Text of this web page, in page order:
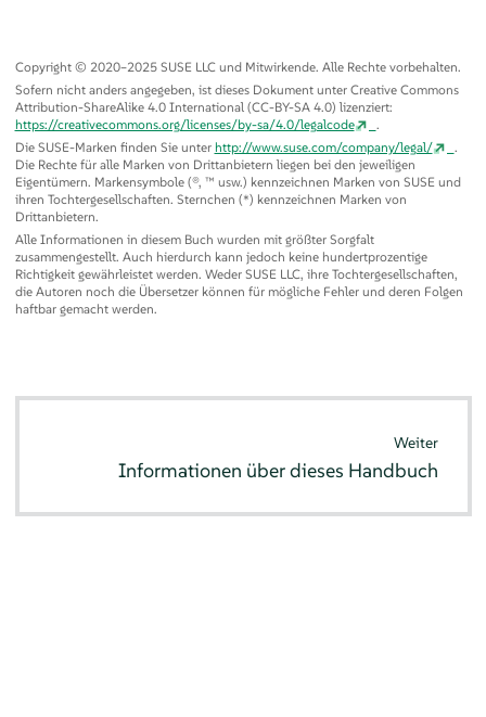
Copyright © 2020–2025 SUSE LLC und Mitwirkende. Alle Rechte vorbehalten.
Sofern nicht anders angegeben, ist dieses Dokument unter Creative Commons
Attribution-ShareAlike 4.0 International (CC-BY-SA 4.0) lizenziert:
https://creativecommons.org/licenses/by-sa/4.0/legalcode
.
Die SUSE-Marken finden Sie unter http://www.suse.com/company/legal/
.
Die Rechte für alle Marken von Drittanbietern liegen bei den jeweiligen
Eigentümern. Markensymbole (®, ™ usw.) kennzeichnen Marken von SUSE und
ihren Tochtergesellschaften. Sternchen (*) kennzeichnen Marken von
Drittanbietern.
Alle Informationen in diesem Buch wurden mit größter Sorgfalt
zusammengestellt. Auch hierdurch kann jedoch keine hundertprozentige
Richtigkeit gewährleistet werden. Weder SUSE LLC, ihre Tochtergesellschaften,
die Autoren noch die Übersetzer können für mögliche Fehler und deren Folgen
haftbar gemacht werden.
Weiter
Informationen über dieses Handbuch